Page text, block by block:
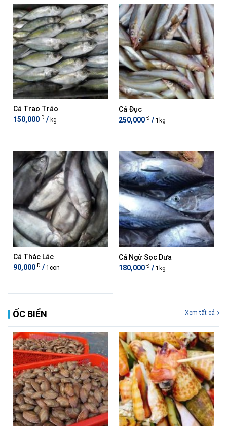
Cá Trao Tráo
150,000 Đ / kg
Cá Đục
250,000 Đ / 1kg
Cá Thác Lác
90,000 Đ / 1con
Cá Ngừ Sọc Dưa
180,000 Đ / 1kg
ỐC BIỂN Xem tất cả